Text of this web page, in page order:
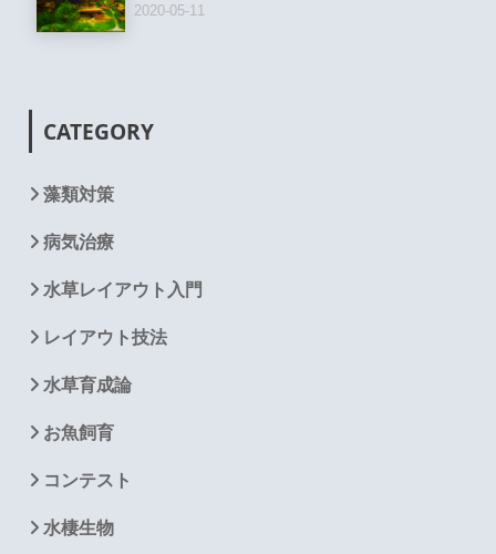
2020-05-11
CATEGORY
藻類対策
病気治療
水草レイアウト入門
レイアウト技法
水草育成論
お魚飼育
コンテスト
水棲生物